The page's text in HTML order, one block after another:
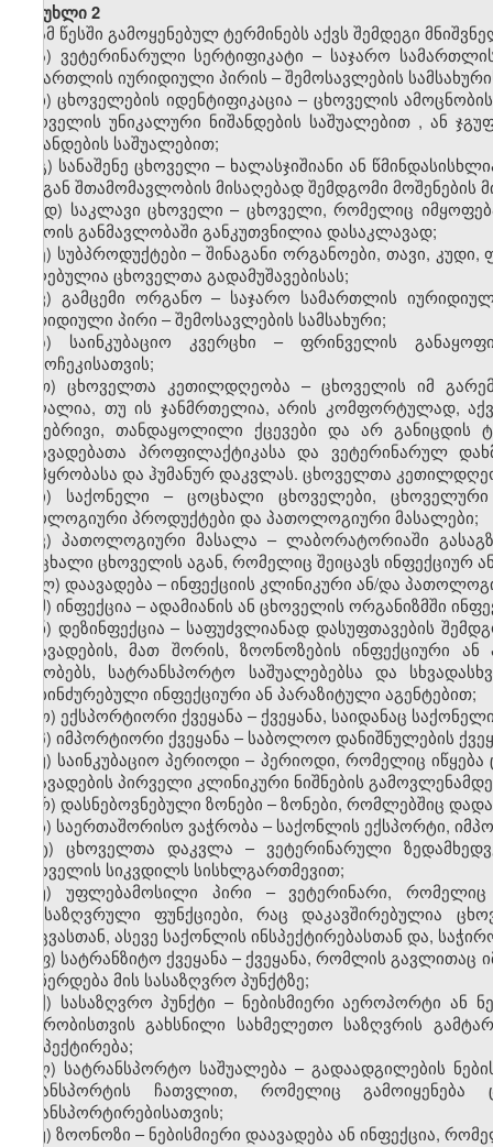
მუხლი 2
ამ წესში გამოყენებულ ტერმინებს აქვს შემდეგი
ა) ვეტერინარული სერტიფიკატი – საჯარო
სამართლის იურიდიული პირის –შემოსავლების
ბ) ცხოველების იდენტიფიკაცია – ცხოველის ამოცნობის
ცხოველის უნიკალური ნიშანდების საშუალებით, ან
ნიშანდების საშუალებით;
გ) სანაშენე ცხოველი – ხალასჯიშიანი ან
მისგან შთამომავლობის მისაღებად შემდგომი მოშენების
დ) საკლავი ცხოველი – ცხოველი, რომელიც
დროის განმავლობაში განკუთვნილია დასაკლავად;
ე) სუბპროდუქტები – შინაგანი ორგანოები, თავი,
მიღებულია ცხოველთა გადამუშავებისას;
ვ) გამცემი ორგანო – საჯარო სამართლის
იურიდიული პირი –შემოსავლების სამსახური;
ზ) საინკუბაციო კვერცხი – ფრინველის
გამოჩეკისათვის;
თ) ცხოველთა კეთილდღეობა – ცხოველის იმ
მაღალია, თუ ის ჯანმრთელია, არის კომფორტულად,
ბუნებრივი, თანდაყოლილი ქცევები და არ
დაავადებათა პროფილაქტიკასა და ვეტერინარულ
მოპყრობასა და ჰუმანურ დაკვლას. ცხოველთა
ი) საქონელი – ცოცხალი ცხოველები, ცხოველური
ბიოლოგიური პროდუქტები და პათოლოგიური მასალები;
კ) პათოლოგიური მასალა–ლაბორატორიაში
ცოცხალი ცხოველის აგან, რომელიც შეიცავს ინფექციურ
ლ) დაავადება – ინფექციის კლინიკური ან/და
მ) ინფექცია – ადამიანის ან ცხოველის ორგანიზმში
ნ) დეზინფექცია – საფუძვლიანად დასუფთავების
დაავადების, მათ შორის, ზოონოზების ინფექციური
შენობებს, სატრანსპორტო საშუალებებსა და
დაბინძურებული ინფექციური ან პარაზიტული აგენტებით;
ო) ექსპორტიორი ქვეყანა – ქვეყანა, საიდანაც საქონელი
პ) იმპორტიორი ქვეყანა – საბოლოო დანიშნულების
ჟ) საინკუბაციო პერიოდი – პერიოდი, რომელიც
დაავადების პირველი კლინიკური ნიშნების
რ) დასნებოვნებული ზონები – ზონები, რომლებშიც
ს) საერთაშორისო ვაჭრობა – საქონლის ექსპორტი,
ტ) ცხოველთა დაკვლა – ვეტერინარული
ცხოველის სიკვდილს სისხლგართმევით;
უ) უფლებამოსილი პირი – ვეტერინარი,
განსაზღვრული ფუნქციები, რაც დაკავშირებულია
დაცვასთან, ასევე საქონლის ინსპექტირებასთან და,
ფ) სატრანზიტო ქვეყანა – ქვეყანა, რომლის
ან ჩერდება მის სასაზღვრო პუნქტზე;
ქ) სასაზღვრო პუნქტი – ნებისმიერი აეროპორტი ან
ვაჭრობისთვის გახსნილი სახმელეთო საზღვრის
ინსპექტირება;
ღ) სატრანსპორტო საშუალება – გადაადგილების
ტრანსპორტის ჩათვლით, რომელიც
ტრანსპორტირებისათვის;
ყ) ზოონოზი – ნებისმიერი დაავადება ან ინფექცია,